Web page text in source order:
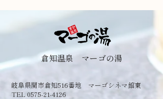
倉知温泉 マーゴの湯
岐阜県関市倉知516番地 マーゴシネマ館東
TEL 0575-21-4126